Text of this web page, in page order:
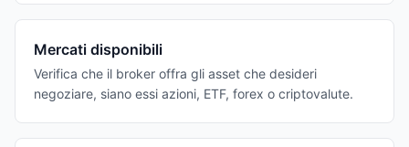
Mercati disponibili
Verifica che il broker offra gli asset che desideri
negoziare, siano essi azioni, ETF, forex o criptovalute.